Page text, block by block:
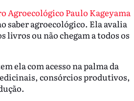
Agroecológico Paulo Kageyama
saber agroecológico. Ela avalia
ou não chegam a todos os
ela com acesso na palma da
consórcios produtivos,